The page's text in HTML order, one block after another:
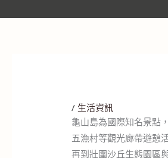
/ 生活資訊
龜山島為國際知名景點
五漁村等觀光廊帶遊憩
再到壯圍沙丘生態園區